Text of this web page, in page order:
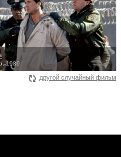
1989
другой случайный фильм